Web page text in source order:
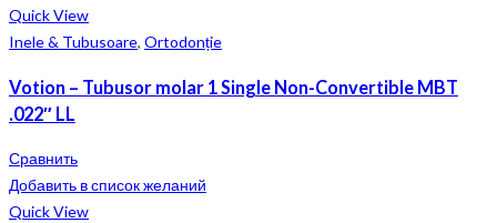
Quick View
Inele & Tubusoare, Ortodonție
Votion – Tubusor molar 1 Single Non-Convertible MBT
.022″ LL
Сравнить
Добавить в список желаний
Quick View